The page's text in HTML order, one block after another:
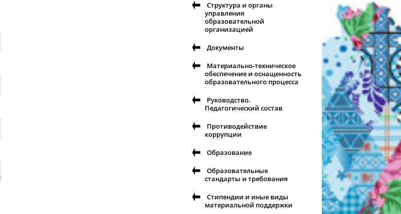
Структура и органы
управления
образовательной
организацией
Документы
Материально-техническое
обеспечение и оснащенность
образовательного процесса
Руководство.
Педагогический состав
Противодействие
коррупции
Образование
Образовательные
стандарты и требования
Стипендии и иные виды
материальной поддержки